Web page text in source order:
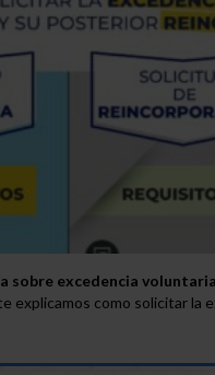
sobre excedencia voluntaria
explicamos como solicitar la